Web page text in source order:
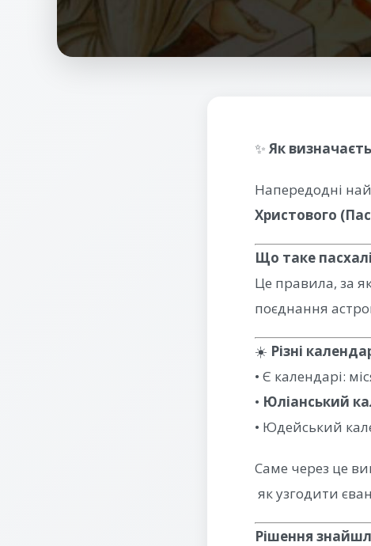
✨ Як
Напередодні
Христового
Що таке
Це правила, за
поєднання
☀️ Різні
• Є календарі:
• Юліанський
• Юдейський
Саме через це
як узгодити
Рішення